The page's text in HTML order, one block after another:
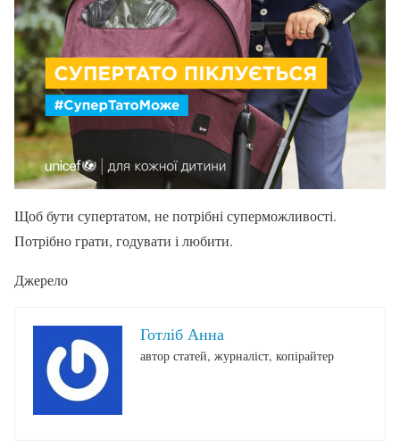
Щоб бути супертатом, не потрібні суперможливості.
Потрібно грати, годувати і любити.
Джерело
Готліб Анна
автор статей, журналіст, копірайтер